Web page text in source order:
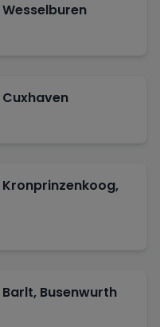
Wesselburen
Cuxhaven
Kronprinzenkoog,
Barlt, Busenwurth